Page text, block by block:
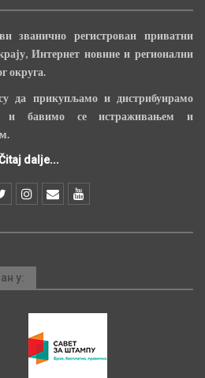
регистрован приватни
Интернет новине и регионални
округа.
да прикупљамо и дистрибуирамо
и бавимо се истраживањем и
dalje...
у: